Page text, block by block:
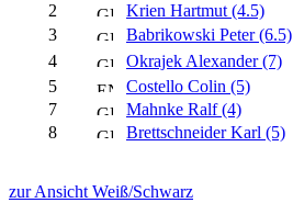
2
Krien Hartmut (4.5)
3
Babrikowski Peter (6.5)
4
Okrajek Alexander (7)
5
Costello Colin (5)
7
Mahnke Ralf (4)
8
Brettschneider Karl (5)
zur Ansicht Weiß/Schwarz